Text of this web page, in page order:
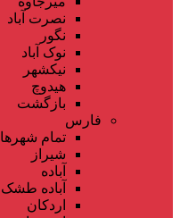
نصرت آباد
نگور
نوک آباد
نیکشهر
هیدوچ
بازگشت
فارس
تمام شهر‌ها
شیراز
آباده
آباده طشک
اردکان